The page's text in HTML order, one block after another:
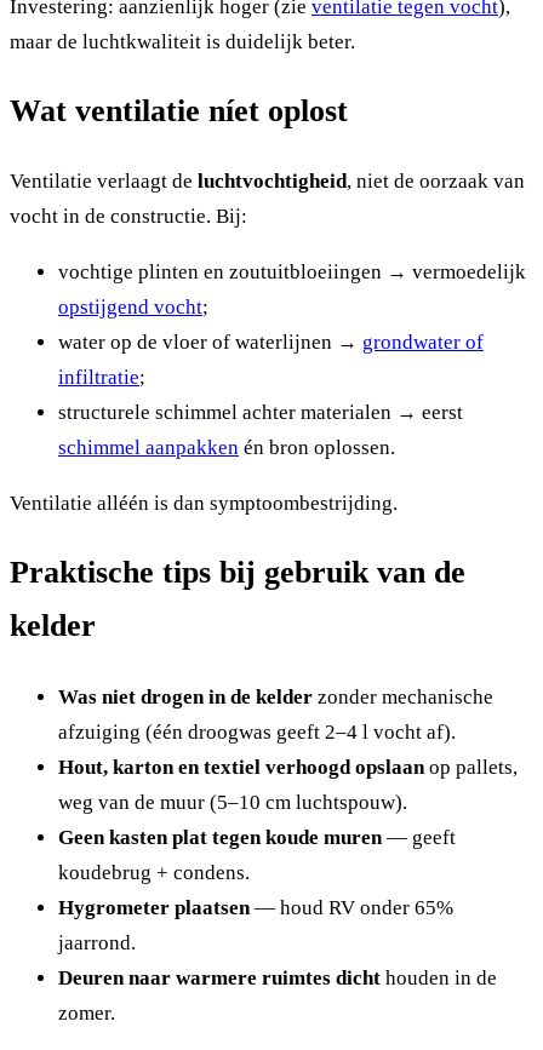
Investering: aanzienlijk hoger (zie ventilatie tegen vocht),
maar de luchtkwaliteit is duidelijk beter.
Wat ventilatie níet oplost
Ventilatie verlaagt de luchtvochtigheid, niet de oorzaak van
vocht in de constructie. Bij:
vochtige plinten en zoutuitbloeiingen → vermoedelijk
opstijgend vocht;
water op de vloer of waterlijnen → grondwater of
infiltratie;
structurele schimmel achter materialen → eerst
schimmel aanpakken én bron oplossen.
Ventilatie alléén is dan symptoombestrijding.
Praktische tips bij gebruik van de
kelder
Was niet drogen in de kelder zonder mechanische
afzuiging (één droogwas geeft 2–4 l vocht af).
Hout, karton en textiel verhoogd opslaan op pallets,
weg van de muur (5–10 cm luchtspouw).
Geen kasten plat tegen koude muren — geeft
koudebrug + condens.
Hygrometer plaatsen — houd RV onder 65%
jaarrond.
Deuren naar warmere ruimtes dicht houden in de
zomer.